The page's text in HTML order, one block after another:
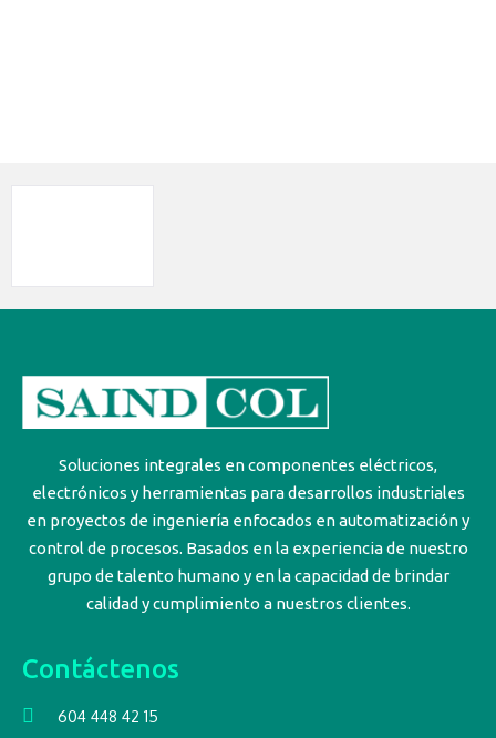
Soluciones integrales en componentes eléctricos,
electrónicos y herramientas para desarrollos industriales
en proyectos de ingeniería enfocados en automatización y
control de procesos. Basados en la experiencia de nuestro
grupo de talento humano y en la capacidad de brindar
calidad y cumplimiento a nuestros clientes.
Contáctenos
604 448 42 15